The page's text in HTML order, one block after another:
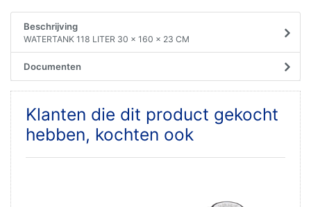
Beschrijving
WATERTANK 118 LITER 30 x 160 x 23 CM
Documenten
Klanten die dit product gekocht
hebben, kochten ook